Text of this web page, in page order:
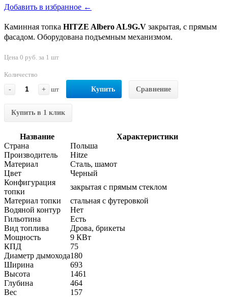
Добавить в избранное ←
Каминная топка HITZE Albero AL9G.V закрытая, с прямым
фасадом. Оборудована подъемным механизмом.
Цена 0 руб. за 1 шт
Количество
-
+ шт Купить Сравнение
Купить в 1 клик
Название
Характеристики
Страна
Польша
Производитель
Hitze
Материал
Сталь, шамот
Цвет
Черный
Конфигурация
топки
закрытая с прямым стеклом
Материал топки
стальная с футеровкой
Водяной контур
Нет
Гильотина
Есть
Вид топлива
Дрова, брикеты
Мощность
9 КВт
КПД
75
Диаметр дымохода180
Ширина
693
Высота
1461
Глубина
464
Вес
157